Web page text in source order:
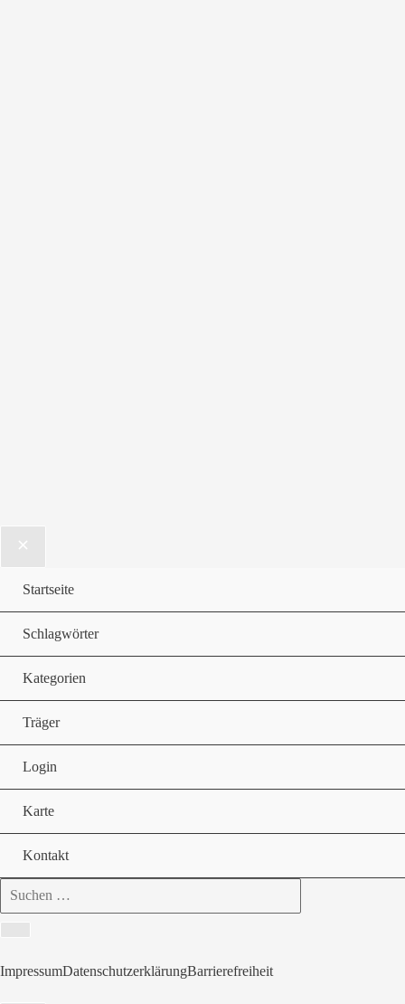
Startseite
Schlagwörter
Kategorien
Träger
Login
Karte
Kontakt
Search
for:
ImpressumDatenschutzerklärungBarrierefreiheit